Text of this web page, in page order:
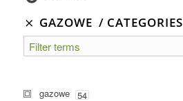
GAZOWE CATEGORIES
gazowe 54